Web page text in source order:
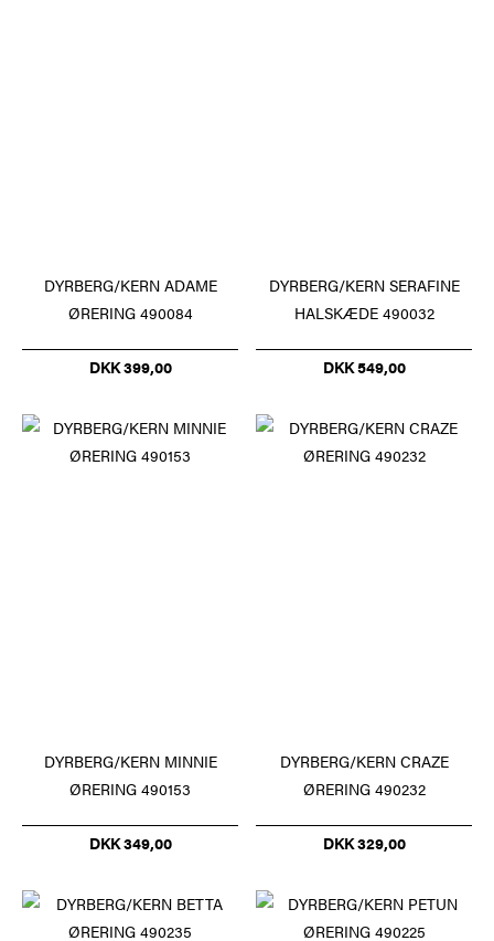
DYRBERG/KERN ADAME
ØRERING 490084
DKK 399,00
DYRBERG/KERN SERAFINE
HALSKÆDE 490032
DKK 549,00
DYRBERG/KERN MINNIE
ØRERING 490153
DKK 349,00
DYRBERG/KERN CRAZE
ØRERING 490232
DKK 329,00